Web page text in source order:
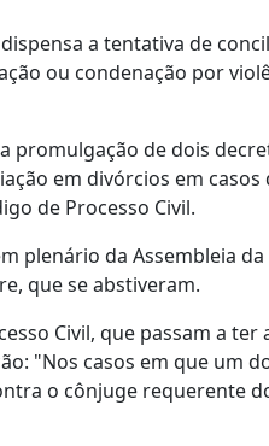
a tentativa de
ou condenação por
promulgação de dois
em divórcios em casos
de Processo Civil.
plenário da Assembleia da
que se abstiveram.
Civil, que passam a ter
"Nos casos em que um
o cônjuge requerente